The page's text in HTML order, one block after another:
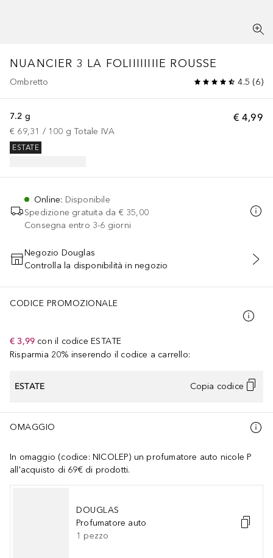
NUANCIER 3 LA FOLIIIIIIIIE ROUSSE
Ombretto 4.5 (6)
€ 4,99
7.2 g
€ 69,31 / 100 g Totale IVA
ESTATE
Online: Disponibile
Spedizione gratuita da € 35,00
Consegna entro 3-6 giorni
AGGIUNGI AL CARRELLO
Negozio Douglas
Controlla la disponibilità in negozio
CODICE PROMOZIONALE
€ 3,99 con il codice ESTATE
Risparmia 20% inserendo il codice a carrello:
ESTATE Copia codice
OMAGGIO
In omaggio (codice: NICOLEP) un profumatore auto nicole P
all'acquisto di 69€ di prodotti.
DOUGLAS
Profumatore auto
1 pezzo